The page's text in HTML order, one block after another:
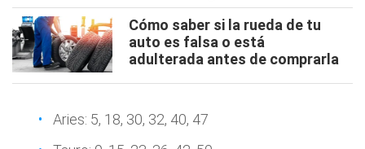
Cómo saber si la rueda de tu
auto es falsa o está
adulterada antes de comprarla
Aries: 5, 18, 30, 32, 40, 47